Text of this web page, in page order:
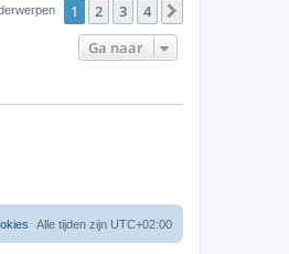
1 2 3 4
Ga naar
Alle tijden zijn UTC+02:00